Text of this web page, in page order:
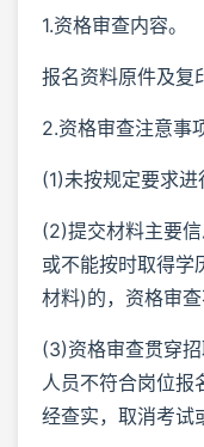
1.资格审查内容。
报名资料原件及复
2.资格审查注意事
(1)未按规定要求
(2)提交材料主要信
或不能按时取得学
材料)的，资格审
(3)资格审查贯穿
人员不符合岗位报
经查实，取消考试